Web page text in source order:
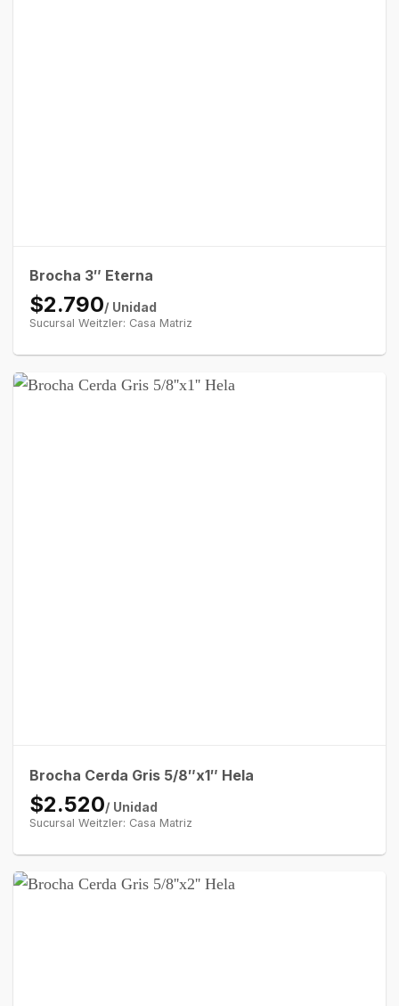
Brocha 3″ Eterna
$2.790/ Unidad
Sucursal Weitzler: Casa Matriz
Brocha Cerda Gris 5/8″x1″ Hela
$2.520/ Unidad
Sucursal Weitzler: Casa Matriz